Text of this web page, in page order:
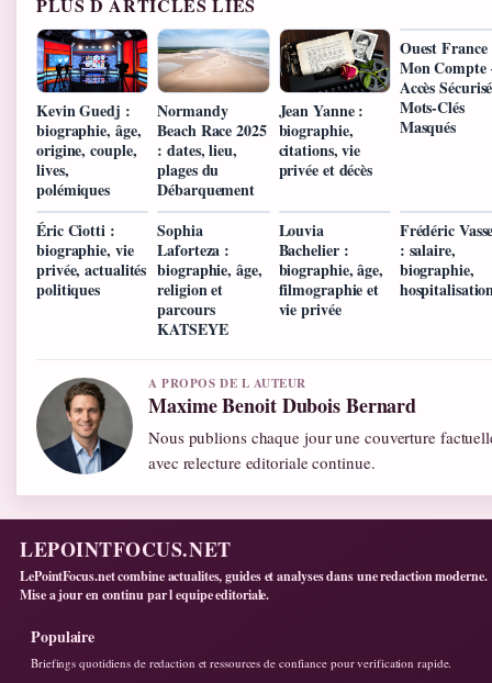
Kevin Guedj :
biographie, âge,
origine, couple,
lives,
polémiques
Normandy
Beach Race 2025
: dates, lieu,
plages du
Débarquement
Jean Yanne :
biographie,
citations, vie
privée et décès
Ouest France
Mon Compte
Accès
Mots-Clés
Masqués
Éric Ciotti :
biographie, vie
privée, actualités
politiques
Sophia
Laforteza :
biographie, âge,
religion et
parcours
KATSEYE
Louvia
Bachelier :
biographie, âge,
filmographie et
vie privée
Frédéric
: salaire,
biographie,
A PROPOS DE L AUTEUR
Maxime Benoit Dubois Bernard
Nous publions chaque jour une couverture
avec relecture editoriale continue.
LEPOINTFOCUS.NET
LePointFocus.net combine actualites, guides et analyses dans une redaction moderne.
Mise a jour en continu par l equipe editoriale.
Populaire
Briefings quotidiens de redaction et ressources de confiance pour verification rapide.